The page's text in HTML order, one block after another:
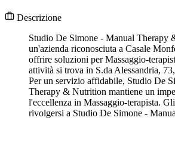
Descrizione
Studio De Simone - Manual Therapy
un'azienda riconosciuta a Casale
offrire soluzioni per Massaggio-
attività si trova in S.da Alessandria,
Per un servizio affidabile, Studio De
Therapy & Nutrition mantiene un
l'eccellenza in Massaggio-terapista.
rivolgersi a Studio De Simone -